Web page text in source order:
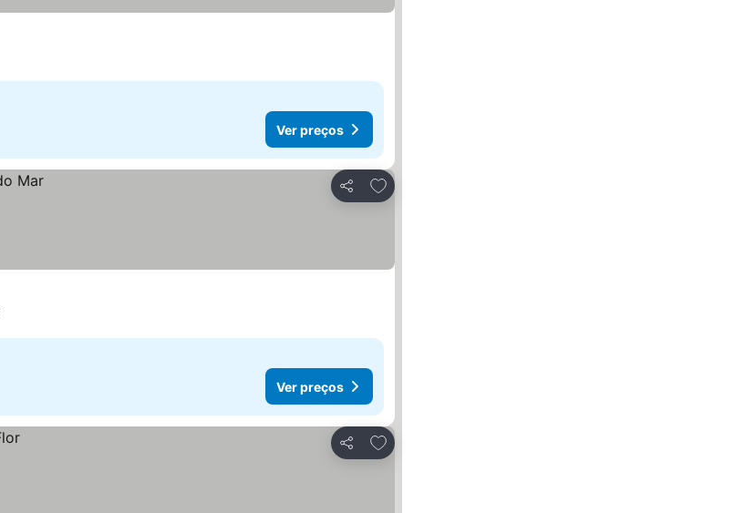
Ver preços
Partilhar
Adicionar aos favoritos
Ver preços
Partilhar
Adicionar aos favoritos